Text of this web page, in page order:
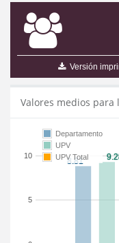
Versión
Valores medios para
5
10
Departamento
UPV
UPV Total